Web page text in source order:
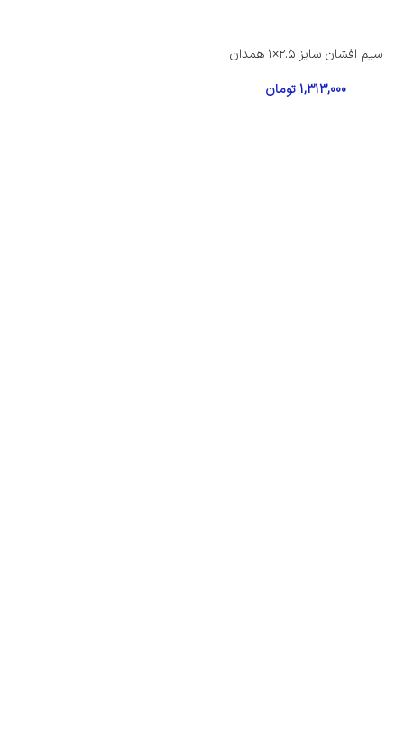
سیم افشان سایز ۲.۵×۱ همدان
1,313,000 تومان